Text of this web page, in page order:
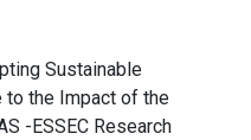
Sustainable
to the Impact of the
-ESSEC Research